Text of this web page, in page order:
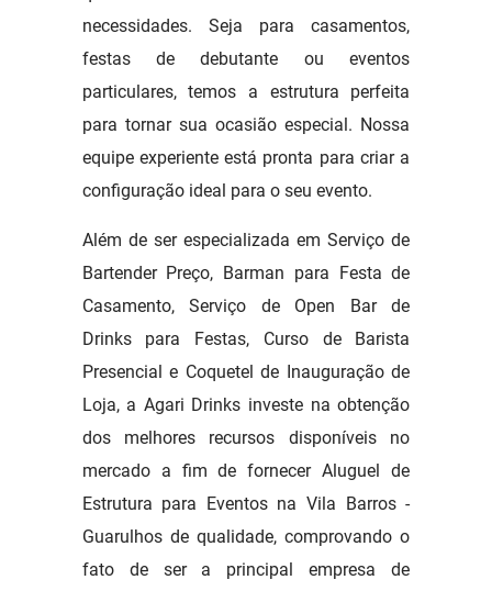
necessidades. Seja para casamentos,
festas de debutante ou eventos
particulares, temos a estrutura perfeita
para tornar sua ocasião especial. Nossa
equipe experiente está pronta para criar a
configuração ideal para o seu evento.
Além de ser especializada em Serviço de
Bartender Preço, Barman para Festa de
Casamento, Serviço de Open Bar de
Drinks para Festas, Curso de Barista
Presencial e Coquetel de Inauguração de
Loja, a Agari Drinks investe na obtenção
dos melhores recursos disponíveis no
mercado a fim de fornecer Aluguel de
Estrutura para Eventos na Vila Barros -
Guarulhos de qualidade, comprovando o
fato de ser a principal empresa de